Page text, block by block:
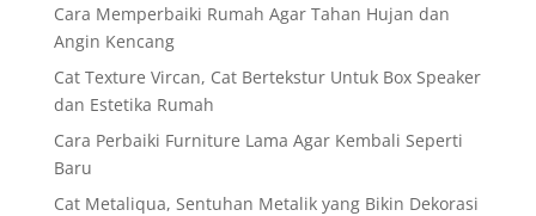
Cara Memperbaiki Rumah Agar Tahan Hujan dan
Angin Kencang
Cat Texture Vircan, Cat Bertekstur Untuk Box Speaker
dan Estetika Rumah
Cara Perbaiki Furniture Lama Agar Kembali Seperti
Baru
Cat Metaliqua, Sentuhan Metalik yang Bikin Dekorasi